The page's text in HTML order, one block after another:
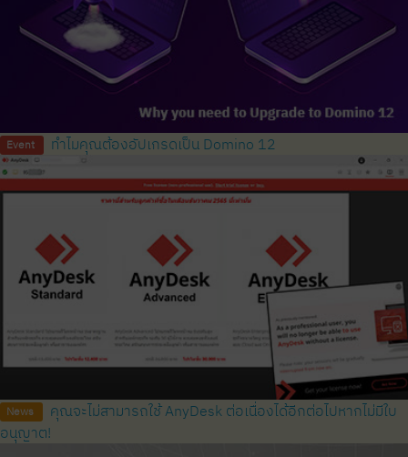
Event ทำไมคุณต้องอัปเกรดเป็น Domino 12
News
คุณจะไม่สามารถใช้ AnyDesk ต่อเนื่องได้อีกต่อไปหากไม่มีใบ
อนุญาต!